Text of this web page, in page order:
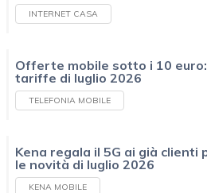
INTERNET CASA
Offerte mobile sotto i 10
tariffe di luglio 2026
TELEFONIA MOBILE
Kena regala il 5G ai già clienti
le novità di luglio 2026
KENA MOBILE